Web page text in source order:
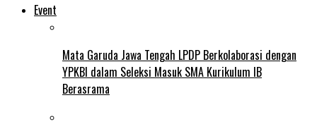
Event
Mata Garuda Jawa Tengah LPDP Berkolaborasi dengan
YPKBI dalam Seleksi Masuk SMA Kurikulum IB
Berasrama